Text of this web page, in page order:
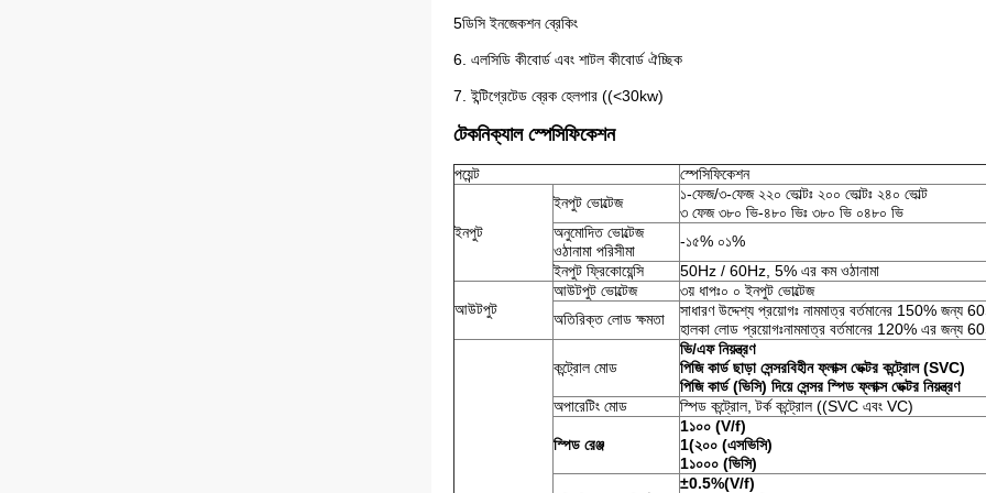
5ডিসি ইনজেকশন ব্রেকিং
6. এলসিডি কীবোর্ড এবং শাটল কীবোর্ড ঐচ্ছিক
7. ইন্টিগ্রেটেড ব্রেক হেলপার ((<30kw)
টেকনিক্যাল স্পেসিফিকেশন
পয়েন্ট স্পেসিফিকেশন
ইনপুট
ইনপুট ভোল্টেজ
১-ফেজ/৩-ফেজ ২২০ ভোল্টঃ ২০০ ভোল্টঃ ২৪০ ভোল্ট
৩ ফেজ ৩৮০ ভি-৪৮০ ভিঃ ৩৮০ ভি ০৪৮০ ভি
অনুমোদিত ভোল্টেজ
ওঠানামা পরিসীমা
-১৫% ০১%
ইনপুট ফ্রিকোয়েন্সি
50Hz / 60Hz, 5% এর কম ওঠানামা
আউটপুট
আউটপুট ভোল্টেজ
৩য় ধাপঃ০ ০ ইনপুট ভোল্টেজ
অতিরিক্ত লোড ক্ষমতা
সাধারণ উদ্দেশ্য প্রয়োগঃ নামমাত্র বর্তমানের 150% জন্য
হালকা লোড প্রয়োগঃনামমাত্র বর্তমানের 120% এর জন্য
কন্ট্রোল মোড
ভি/এফ নিয়ন্ত্রণ
পিজি কার্ড ছাড়া সেন্সরবিহীন ফ্লাক্স ভেক্টর কন্ট্রোল (SVC)
পিজি কার্ড (ভিসি) দিয়ে সেন্সর স্পিড ফ্লাক্স ভেক্টর নিয়ন্ত্রণ
অপারেটিং মোড
স্পিড কন্ট্রোল, টর্ক কন্ট্রোল ((SVC এবং VC)
স্পিড রেঞ্জ
1১০০ (V/f)
1(২০০ (এসভিসি)
1১০০০ (ভিসি)
±0.5%(V/f)